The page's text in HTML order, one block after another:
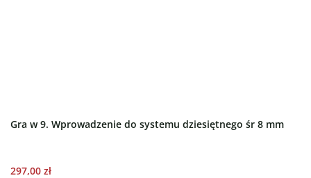
Gra w 9. Wprowadzenie do systemu dziesiętnego śr 8 mm
297,00 zł